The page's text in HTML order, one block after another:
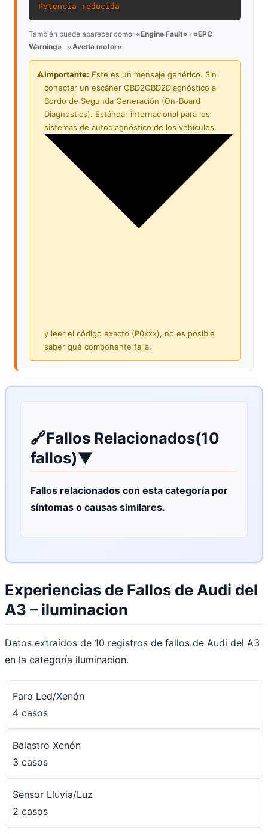
Potencia reducida
También puede aparecer como: «Engine Fault» · «EPC
Warning» · «Avería motor»
⚠️Importante: Este es un mensaje genérico. Sin
conectar un escáner OBD2OBD2Diagnóstico a
Bordo de Segunda Generación (On-Board
Diagnostics). Estándar internacional para los
sistemas de autodiagnóstico de los vehículos.
y leer el código exacto (P0xxx), no es posible
saber qué componente falla.
🔗Fallos Relacionados(10
fallos)▼
Fallos relacionados con esta categoría por
síntomas o causas similares.
Experiencias de Fallos de Audi del
A3 – iluminacion
Datos extraídos de 10 registros de fallos de Audi del A3
en la categoría iluminacion.
Faro Led/Xenón
4 casos
Balastro Xenón
3 casos
Sensor Lluvia/Luz
2 casos